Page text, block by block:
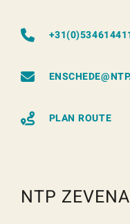
PLAN ROUTE
NTP